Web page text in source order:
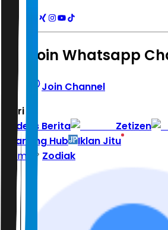
Join Whatsapp
Join Channel
Hari ini
Indeks Berita
Zetizen
Learning Hub
Iklan Jitu
Home
Zodiak